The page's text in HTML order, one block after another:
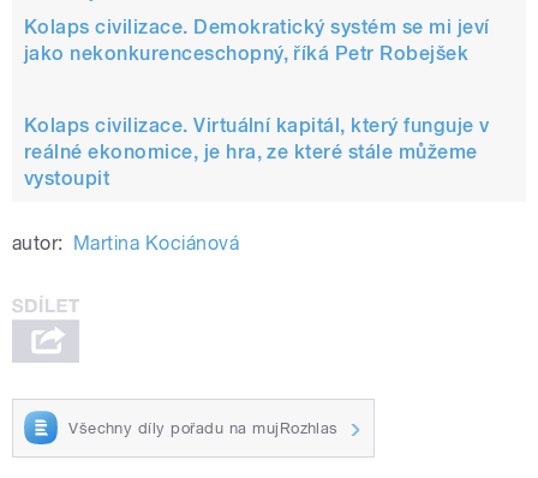
Kolaps civilizace. Demokratický systém se mi jeví
jako nekonkurenceschopný, říká Petr Robejšek
Kolaps civilizace. Virtuální kapitál, který funguje v
reálné ekonomice, je hra, ze které stále můžeme
vystoupit
autor: Martina Kociánová
Všechny díly pořadu na mujRozhlas